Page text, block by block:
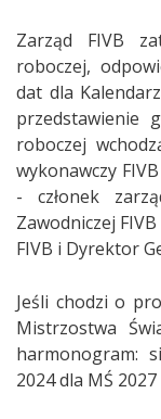
Zarząd FIVB
roboczej,
dat dla
przedstawienie
roboczej
wykonawczy
- członek
Zawodniczej
FIVB i Dyrektor
Jeśli chodzi o
Mistrzostwa
harmonogram:
2024 dla MŚ